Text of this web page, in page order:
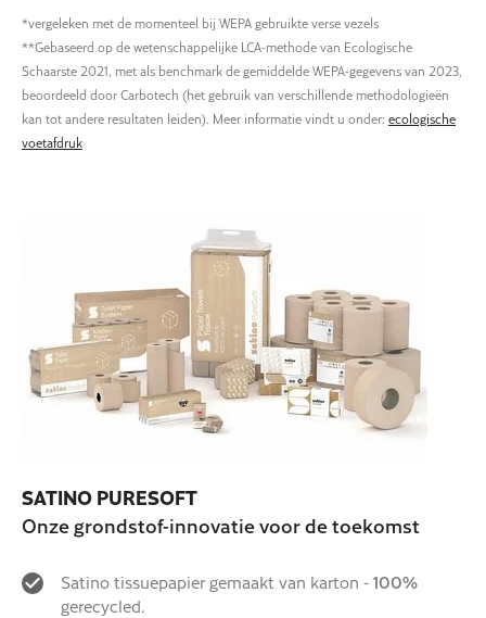
*vergeleken met de momenteel bij WEPA gebruikte verse vezels
**Gebaseerd op de wetenschappelijke LCA-methode van Ecologische
Schaarste 2021, met als benchmark de gemiddelde WEPA-gegevens van 2023,
beoordeeld door Carbotech (het gebruik van verschillende methodologieën
kan tot andere resultaten leiden). Meer informatie vindt u onder: ecologische
voetafdruk
SATINO PURESOFT
Onze grondstof-innovatie voor de toekomst
Satino tissuepapier gemaakt van karton -100%
gerecycled.